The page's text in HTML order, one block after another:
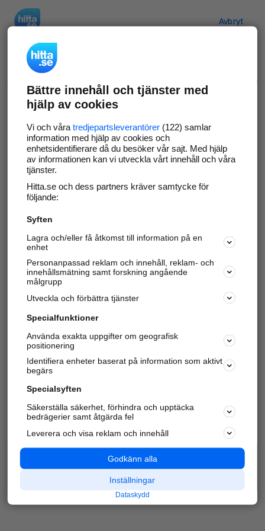
Avbryt
Verifiera ditt företag
Gör som 69 549företag
företagssida på hitta.se och syns bättre mot
kunder i ditt närområde. Helt kostnadsfritt.
Uppdatera din företagsinformation
Svara på och hantera dina omdömen
Har du redan verifierat ditt företag? Logga in
Varje vecka besöker du och4 miljoner
andra
härliga användare oss för att hitta rätt lokal
information om företag, privatpersoner och
platser.
Bättre innehåll och tjänster med
hjälp av cookies
Vi och våra tredjepartsleverantörer(122) samlar
information med hjälp av cookies och
enhetsidentifierare då du besöker vår sajt. Med hjälp
av informationen kan vi utveckla vårt innehåll och våra
tjänster.
Hitta.se och dess partners kräver samtycke för
följande:
Syften
Lagra och/eller få åtkomst till information på en
enhet
Personanpassad reklam och innehåll, reklam- och
innehållsmätning samt forskning angående
målgrupp
Utveckla och förbättra tjänster
Specialfunktioner
Använda exakta uppgifter om geografisk
positionering
Identifiera enheter baserat på information som aktivt
begärs
Specialsyften
Säkerställa säkerhet, förhindra och upptäcka
bedrägerier samt åtgärda fel
Leverera och visa reklam och innehåll
Godkänn alla
Inställningar
Dataskydd